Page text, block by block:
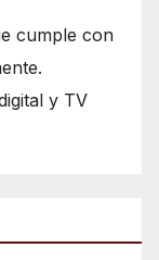
cumple con
y TV